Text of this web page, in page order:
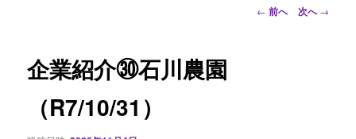
ン
ツ
投
← 前へ 次へ→
企業紹介㉚石川農園
（R7/10/31）